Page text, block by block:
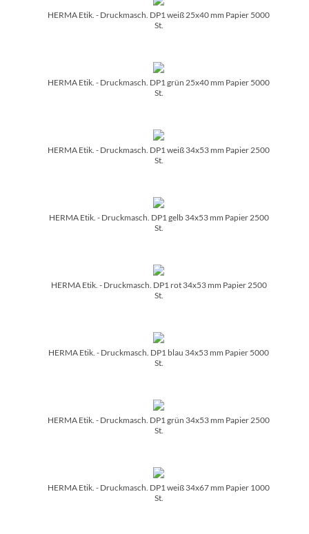
HERMA Etik. - Druckmasch. DP1 weiß 25x40 mm Papier 5000
St.
HERMA Etik. - Druckmasch. DP1 grün 25x40 mm Papier 5000
St.
HERMA Etik. - Druckmasch. DP1 weiß 34x53 mm Papier 2500
St.
HERMA Etik. - Druckmasch. DP1 gelb 34x53 mm Papier 2500
St.
HERMA Etik. - Druckmasch. DP1 rot 34x53 mm Papier 2500
St.
HERMA Etik. - Druckmasch. DP1 blau 34x53 mm Papier 5000
St.
HERMA Etik. - Druckmasch. DP1 grün 34x53 mm Papier 2500
St.
HERMA Etik. - Druckmasch. DP1 weiß 34x67 mm Papier 1000
St.